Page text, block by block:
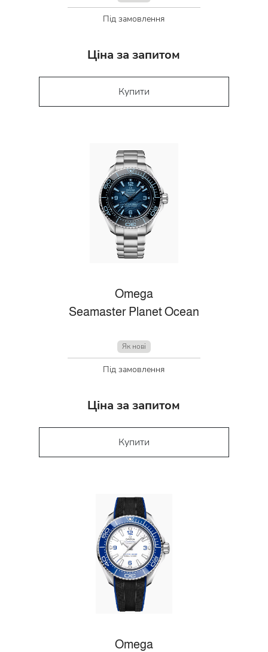
Під замовлення
Ціна за запитом
Купити
Omega
Seamaster Planet Ocean
Як нові
Під замовлення
Ціна за запитом
Купити
Omega